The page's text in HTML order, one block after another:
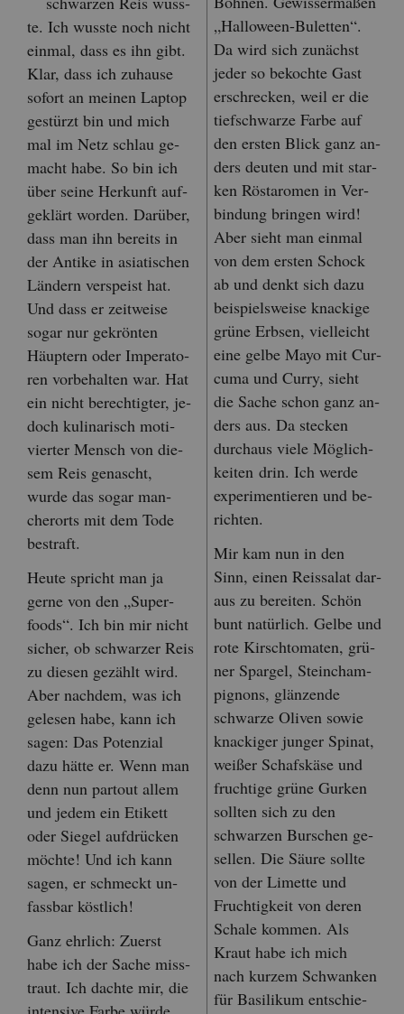
te. Ich wuss­te noch nicht
ein­mal, dass es ihn gibt.
Klar, dass ich zu­hau­se
so­fort an mei­nen Lap­top
ge­stürzt bin und mich
mal im Netz schlau ge­
macht habe. So bin ich
über seine Her­kunft auf­
ge­klärt wor­den. Dar­über,
dass man ihn be­reits in
der An­ti­ke in asia­ti­schen
Län­dern ver­speist hat.
Und dass er zeit­wei­se
sogar nur ge­krön­ten
Häup­tern oder Im­pe­ra­to­
ren vor­be­hal­ten war. Hat
ein nicht be­rech­tig­ter, je­
doch ku­li­na­risch mo­ti­
vier­ter Mensch von die­
sem Reis ge­nascht,
wurde das sogar man­
cher­orts mit dem Tode
be­straft.
Heute spricht man ja
gerne von den „Su­per­
foods“. Ich bin mir nicht
si­cher, ob schwar­zer Reis
zu die­sen ge­zählt wird.
Aber nach­dem, was ich
ge­le­sen habe, kann ich
sagen: Das Po­ten­zi­al
dazu hätte er. Wenn man
denn nun par­tout allem
und jedem ein Eti­kett
oder Sie­gel auf­drü­cken
möch­te! Und ich kann
sagen, er schmeckt un­
fass­bar köst­lich!
Ganz ehr­lich: Zu­erst
habe ich der Sache miss­
traut. Ich dach­te mir, die
„Hal­lo­ween-Bu­let­ten“.
Da wird sich zu­nächst
jeder so be­koch­te Gast
er­schre­cken, weil er die
tief­schwar­ze Farbe auf
den ers­ten Blick ganz an­
ders deu­ten und mit star­
ken Rösta­ro­men in Ver­
bin­dung brin­gen wird!
Aber sieht man ein­mal
von dem ers­ten Schock
ab und denkt sich dazu
bei­spiels­wei­se kna­cki­ge
grüne Erb­sen, viel­leicht
eine gelbe Mayo mit Cur­
cu­ma und Curry, sieht
die Sache schon ganz an­
ders aus. Da ste­cken
durch­aus viele Mög­lich­
kei­ten drin. Ich werde
ex­pe­ri­men­tie­ren und be­
rich­ten.
Mir kam nun in den
Sinn, einen Reis­sa­lat dar­
aus zu be­rei­ten. Schön
bunt na­tür­lich. Gelbe und
rote Kirsch­to­ma­ten, grü­
ner Spar­gel, Stein­cham­
pi­gnons, glän­zen­de
schwar­ze Oli­ven sowie
kna­cki­ger jun­ger Spi­nat,
wei­ßer Schafs­kä­se und
fruch­ti­ge grüne Gur­ken
soll­ten sich zu den
schwar­zen Bur­schen ge­
sel­len. Die Säure soll­te
von der Li­met­te und
Fruch­tig­keit von deren
Scha­le kom­men. Als
Kraut habe ich mich
nach kur­zem Schwan­ken
für Ba­si­li­kum ent­schie­